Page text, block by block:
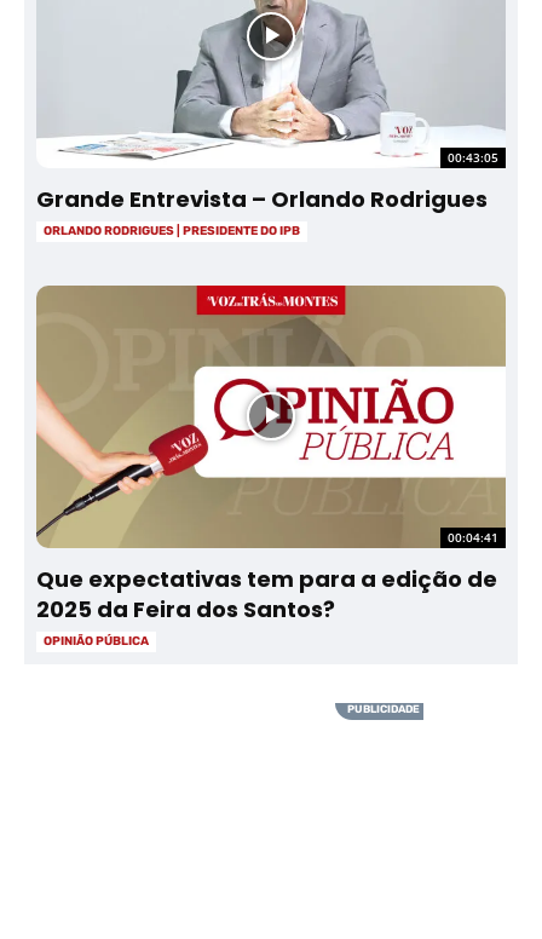
00:43:05
Grande Entrevista – Orlando Rodrigues
ORLANDO RODRIGUES | PRESIDENTE DO IPB
00:04:41
Que expectativas tem para a edição de
2025 da Feira dos Santos?
OPINIÃO PÚBLICA